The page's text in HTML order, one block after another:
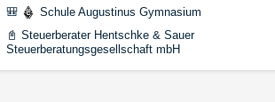
🎒
Schule Augustinus Gymnasium
📓 Steuerberater Hentschke & Sauer
Steuerberatungsgesellschaft mbH